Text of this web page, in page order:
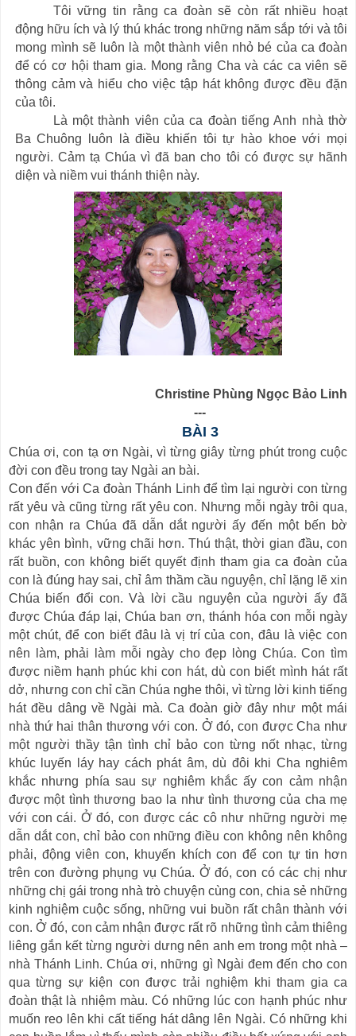
Tôi vững tin rằng ca đoàn sẽ còn rất nhiều hoạt
động hữu ích và lý thú khác trong những năm sắp tới và tôi
mong mình sẽ luôn là một thành viên nhỏ bé của ca đoàn
để có cơ hội tham gia. Mong rằng Cha và các ca viên sẽ
thông cảm và hiểu cho việc tập hát không được đều đặn
của tôi.
Là một thành viên của ca đoàn tiếng Anh nhà thờ
Ba Chuông luôn là điều khiến tôi tự hào khoe với mọi
người. Cảm tạ Chúa vì đã ban cho tôi có được sự hãnh
diện và niềm vui thánh thiện này.
Christine Phùng Ngọc Bảo Linh
---
BÀI 3
Chúa ơi, con tạ ơn Ngài, vì từng giây từng phút trong cuộc
đời con đều trong tay Ngài an bài.
Con đến với Ca đoàn Thánh Linh để tìm lại người con từng
rất yêu và cũng từng rất yêu con. Nhưng mỗi ngày trôi qua,
con nhận ra Chúa đã dẫn dắt người ấy đến một bến bờ
khác yên bình, vững chãi hơn. Thú thật, thời gian đầu, con
rất buồn, con không biết quyết định tham gia ca đoàn của
con là đúng hay sai, chỉ âm thầm cầu nguyện, chỉ lặng lẽ xin
Chúa biến đổi con. Và lời cầu nguyện của người ấy đã
được Chúa đáp lại, Chúa ban ơn, thánh hóa con mỗi ngày
một chút, để con biết đâu là vị trí của con, đâu là việc con
nên làm, phải làm mỗi ngày cho đẹp lòng Chúa. Con tìm
được niềm hạnh phúc khi con hát, dù con biết mình hát rất
dở, nhưng con chỉ cần Chúa nghe thôi, vì từng lời kinh tiếng
hát đều dâng về Ngài mà. Ca đoàn giờ đây như một mái
nhà thứ hai thân thương với con. Ở đó, con được Cha như
một người thầy tận tình chỉ bảo con từng nốt nhạc, từng
khúc luyến láy hay cách phát âm, dù đôi khi Cha nghiêm
khắc nhưng phía sau sự nghiêm khắc ấy con cảm nhận
được một tình thương bao la như tình thương của cha mẹ
với con cái. Ở đó, con được các cô như những người mẹ
dẫn dắt con, chỉ bảo con những điều con không nên không
phải, động viên con, khuyến khích con để con tự tin hơn
trên con đường phụng vụ Chúa. Ở đó, con có các chị như
những chị gái trong nhà trò chuyện cùng con, chia sẻ những
kinh nghiệm cuộc sống, những vui buồn rất chân thành với
con. Ở đó, con cảm nhận được rất rõ những tình cảm thiêng
liêng gắn kết từng người dưng nên anh em trong một nhà –
nhà Thánh Linh. Chúa ơi, những gì Ngài đem đến cho con
qua từng sự kiện con được trải nghiệm khi tham gia ca
đoàn thật là nhiệm màu. Có những lúc con hạnh phúc như
muốn reo lên khi cất tiếng hát dâng lên Ngài. Có những khi